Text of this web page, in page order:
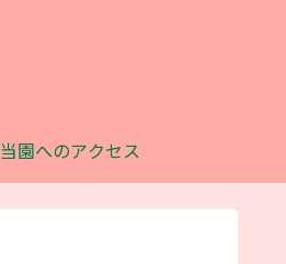
当園へのアクセス